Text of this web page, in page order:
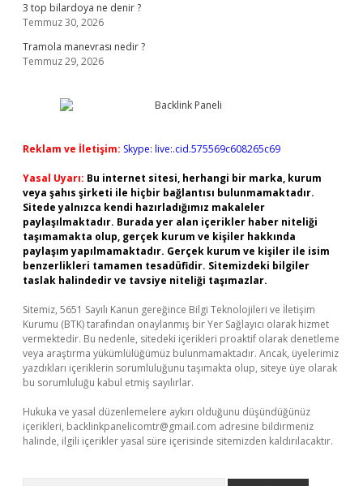
3 top bilardoya ne denir ?
Temmuz 30, 2026
Tramola manevrası nedir ?
Temmuz 29, 2026
Reklam ve İletişim: Skype: live:.cid.575569c608265c69
Yasal Uyarı: Bu internet sitesi, herhangi bir marka, kurum
veya şahıs şirketi ile hiçbir bağlantısı bulunmamaktadır.
Sitede yalnızca kendi hazırladığımız makaleler
paylaşılmaktadır. Burada yer alan içerikler haber niteliği
taşımamakta olup, gerçek kurum ve kişiler hakkında
paylaşım yapılmamaktadır. Gerçek kurum ve kişiler ile isim
benzerlikleri tamamen tesadüfidir. Sitemizdeki bilgiler
taslak halindedir ve tavsiye niteliği taşımazlar.
Sitemiz, 5651 Sayılı Kanun gereğince Bilgi Teknolojileri ve İletişim
Kurumu (BTK) tarafından onaylanmış bir Yer Sağlayıcı olarak hizmet
vermektedir. Bu nedenle, sitedeki içerikleri proaktif olarak denetleme
veya araştırma yükümlülüğümüz bulunmamaktadır. Ancak, üyelerimiz
yazdıkları içeriklerin sorumluluğunu taşımakta olup, siteye üye olarak
bu sorumluluğu kabul etmiş sayılırlar.
Hukuka ve yasal düzenlemelere aykırı olduğunu düşündüğünüz
içerikleri, backlinkpanelicomtr@gmail.com adresine bildirmeniz
halinde, ilgili içerikler yasal süre içerisinde sitemizden kaldırılacaktır.